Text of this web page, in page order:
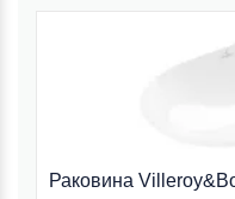
Раковина